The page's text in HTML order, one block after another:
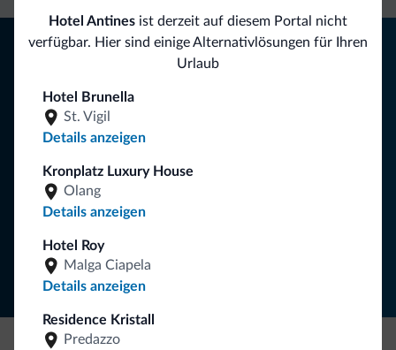
Hotel Antines ist derzeit auf diesem Portal nicht
verfügbar. Hier sind einige Alternativlösungen für Ihren
Urlaub
Hotel Brunella
St. Vigil
Details anzeigen
Kronplatz Luxury House
Olang
Details anzeigen
Hotel Roy
Malga Ciapela
Details anzeigen
Residence Kristall
Predazzo
Folgen Sie Dolomiti.it auf
Tipps aus den Dolomiten
Neuigkeiten für Ihren Urlaub in den Dolomiten.
NEWSLETTER ABONNIEREN